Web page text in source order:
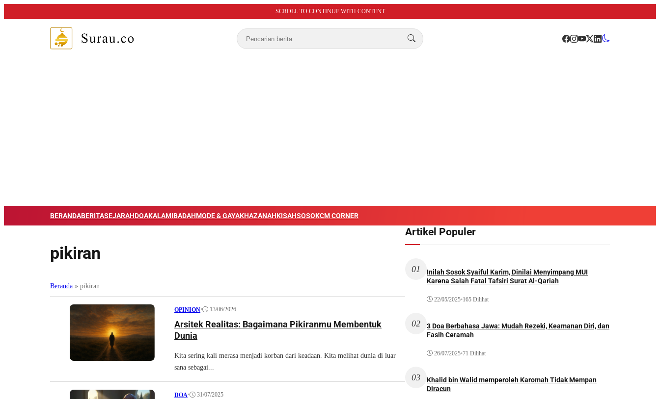
SCROLL TO CONTINUE WITH CONTENT
BERANDABERITASEJARAHDOAKALAMIBADAHMODE & GAYAKHAZANAHKISAHSOSOKCM CORNER
pikiran
Beranda » pikiran
OPINION• 13/06/2026
Arsitek Realitas: Bagaimana Pikiranmu Membentuk
Dunia
​Kita sering kali merasa menjadi korban dari keadaan. Kita melihat dunia di luar
sana sebagai...
DOA• 31/07/2025
Artikel Populer
01
Inilah Sosok Syaiful Karim, Dinilai Menyimpang MUI
Karena Salah Fatal Tafsiri Surat Al-Qariah
22/05/2025•165 Dilihat
02
3 Doa Berbahasa Jawa: Mudah Rezeki, Keamanan Diri, dan
Fasih Ceramah
26/07/2025•71 Dilihat
03
Khalid bin Walid memperoleh Karomah Tidak Mempan
Diracun